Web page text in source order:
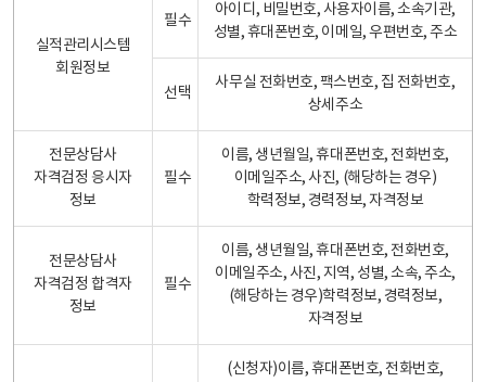
실적관리시스템
회원정보
필수
아이디, 비밀번호, 사용자이름, 소속기관,
성별, 휴대폰번호, 이메일, 우편번호, 주소
선택
사무실 전화번호, 팩스번호, 집 전화번호,
상세주소
전문상담사
자격검정 응시자
정보
필수
이름, 생년월일, 휴대폰번호, 전화번호,
이메일주소, 사진, (해당하는 경우)
학력정보, 경력정보, 자격정보
전문상담사
자격검정 합격자
정보
필수
이름, 생년월일, 휴대폰번호, 전화번호,
이메일주소, 사진, 지역, 성별, 소속, 주소,
(해당하는 경우)학력정보, 경력정보,
자격정보
(신청자)이름, 휴대폰번호, 전화번호,